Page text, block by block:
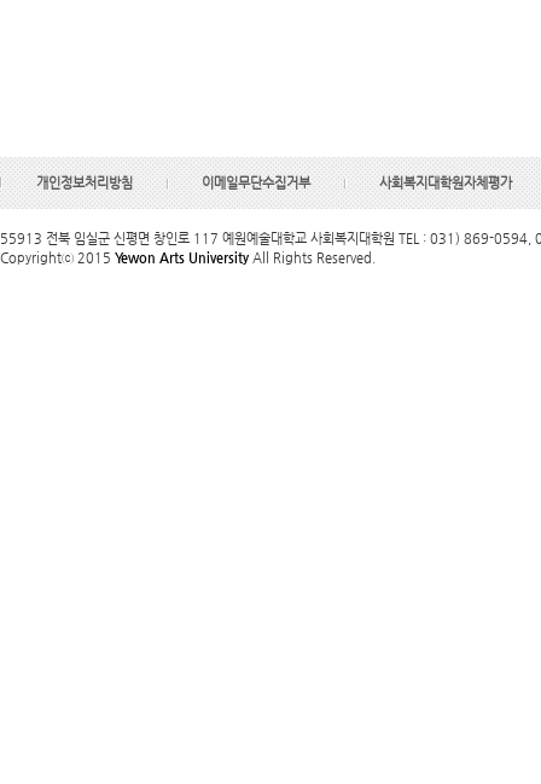
개인정보처리방침 이메일무단수집거부 사회복지대학원자체평가
55913 전북 임실군 신평면 창인로 117 예원예술대학교 사회복지대학원 TEL : 031) 869-
Copyrightⓒ 2015 Yewon Arts University All Rights Reserved.